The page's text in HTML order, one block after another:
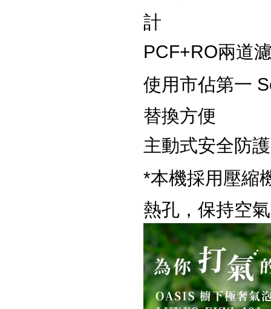
計
PCF+RO兩道
使用市佔第一
替換方便
主動式安全防
*本機採用壓縮
熱孔，保持空